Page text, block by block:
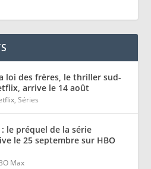
loi des frères, le thriller sud-
arrive le 14 août
,Séries
le préquel de la série
le 25 septembre sur HBO
Max